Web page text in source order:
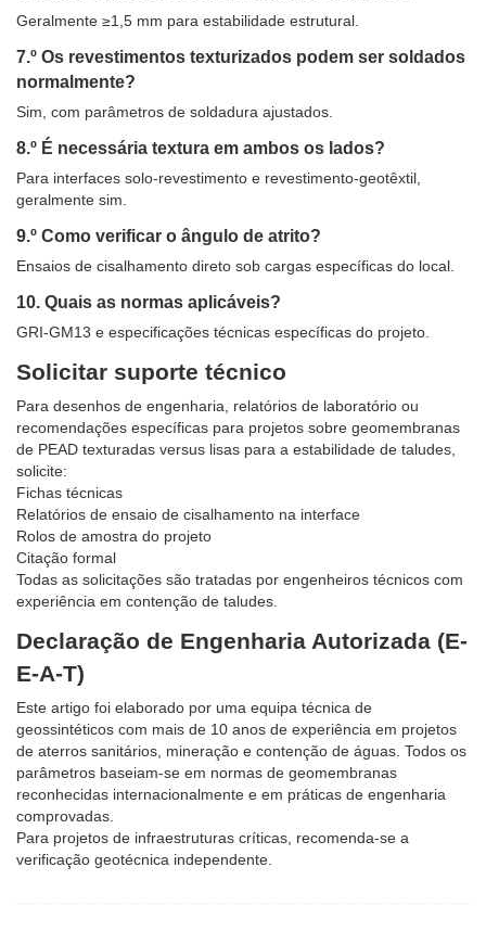
Geralmente ≥1,5 mm para estabilidade estrutural.
7.º Os revestimentos texturizados podem ser soldados
normalmente?
Sim, com parâmetros de soldadura ajustados.
8.º É necessária textura em ambos os lados?
Para interfaces solo-revestimento e revestimento-geotêxtil,
geralmente sim.
9.º Como verificar o ângulo de atrito?
Ensaios de cisalhamento direto sob cargas específicas do local.
10. Quais as normas aplicáveis?
GRI-GM13 e especificações técnicas específicas do projeto.
Solicitar suporte técnico
Para desenhos de engenharia, relatórios de laboratório ou
recomendações específicas para projetos sobre geomembranas
de PEAD texturadas versus lisas para a estabilidade de taludes,
solicite:
Fichas técnicas
Relatórios de ensaio de cisalhamento na interface
Rolos de amostra do projeto
Citação formal
Todas as solicitações são tratadas por engenheiros técnicos com
experiência em contenção de taludes.
Declaração de Engenharia Autorizada (E-
E-A-T)
Este artigo foi elaborado por uma equipa técnica de
geossintéticos com mais de 10 anos de experiência em projetos
de aterros sanitários, mineração e contenção de águas. Todos os
parâmetros baseiam-se em normas de geomembranas
reconhecidas internacionalmente e em práticas de engenharia
comprovadas.
Para projetos de infraestruturas críticas, recomenda-se a
verificação geotécnica independente.